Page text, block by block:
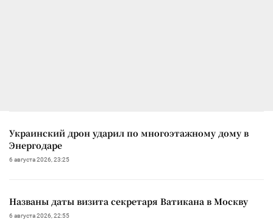
Украинский дрон ударил по многоэтажному дому в
Энергодаре
6 августа 2026, 23:25
Названы даты визита секретаря Ватикана в Москву
6 августа 2026, 22:55